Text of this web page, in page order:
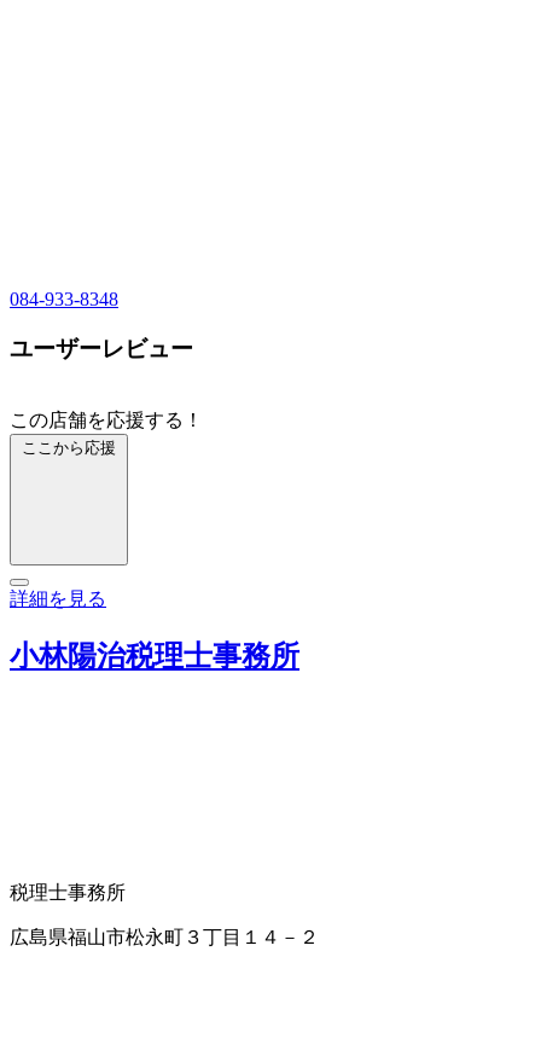
084-933-8348
ユーザーレビュー
この店舗を応援する！
ここから応援
詳細を見る
小林陽治税理士事務所
税理士事務所
広島県福山市松永町３丁目１４－２